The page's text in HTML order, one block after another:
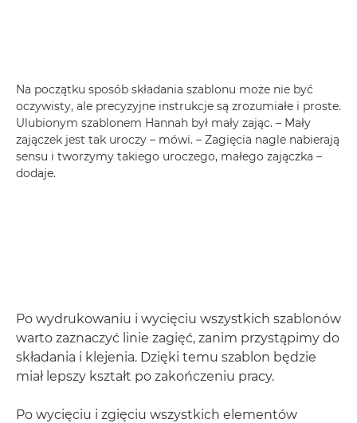
Na początku sposób składania szablonu może nie być
oczywisty, ale precyzyjne instrukcje są zrozumiałe i proste.
Ulubionym szablonem Hannah był mały zając. – Mały
zajączek jest tak uroczy – mówi. – Zagięcia nagle nabierają
sensu i tworzymy takiego uroczego, małego zajączka –
dodaje.
Po wydrukowaniu i wycięciu wszystkich szablonów
warto zaznaczyć linie zagięć, zanim przystąpimy do
składania i klejenia. Dzięki temu szablon będzie
miał lepszy kształt po zakończeniu pracy.
Po wycięciu i zgięciu wszystkich elementów